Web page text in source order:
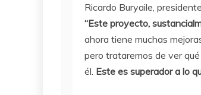
Ricardo Buryaile,
“Este proyecto,
ahora tiene muchas
pero trataremos de ver
él. Este es superador a lo